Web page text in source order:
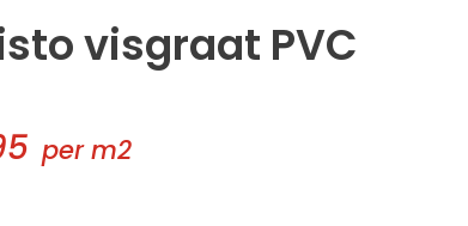
visgraat PVC
per m2